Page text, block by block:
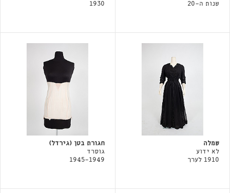
שנות ה-20
1930
שמלה
לא ידוע
1910 לערך
חגורת בטן (גירדל)
גוסרד
1945-1949